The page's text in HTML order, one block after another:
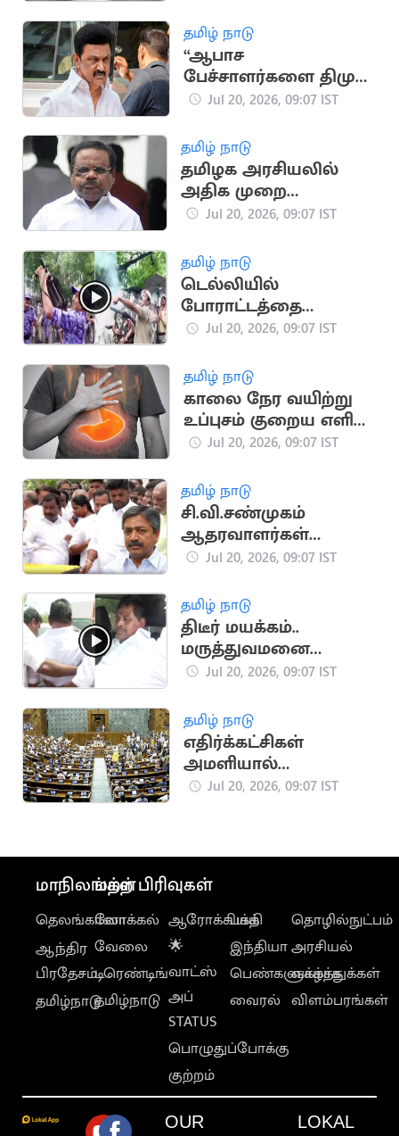
தமிழ் நாடு
“ஆபாச
பேச்சாளர்களை திமுக
வளர்த்து வருகிறது”..
Jul 20, 2026, 09:07 IST
தமிழ் நாடு
தமிழக அரசியலில்
அதிக முறை
சபாநாயகராக
Jul 20, 2026, 09:07 IST
தமிழ் நாடு
டெல்லியில்
போராட்டத்தை
கலைக்க கண்ணீர்
Jul 20, 2026, 09:07 IST
தமிழ் நாடு
காலை நேர வயிற்று
உப்புசம் குறைய எளிய
வீட்டு வைத்தியங்கள்!
Jul 20, 2026, 09:07 IST
தமிழ் நாடு
சி.வி.சண்முகம்
ஆதரவாளர்கள்
கூண்டோடு
Jul 20, 2026, 09:07 IST
தமிழ் நாடு
திடீர் மயக்கம்..
மருத்துவமனை
விரையும் அனிதா
Jul 20, 2026, 09:07 IST
தமிழ் நாடு
எதிர்க்கட்சிகள்
அமளியால்
மாநிலங்களவை நாள்
Jul 20, 2026, 09:07 IST
மாநிலங்கள்
தெலங்கானா
ஆந்திர
பிரதேசம்
தமிழ்நாடு
மற்ற பிரிவுகள்
லோக்கல்
வேலை
டிரெண்டிங்
தமிழ்நாடு
ஆரோக்கியம்
🌟
வாட்ஸ்
அப்
STATUS
பொழுதுப்போக்கு
குற்றம்
பக்தி
இந்தியா
பெண்களுக்காக
வைரல்
தொழில்நுட்பம்
அரசியல்
வாழ்த்துக்கள்
விளம்பரங்கள்
OUR LOKAL